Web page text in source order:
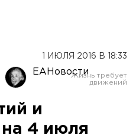
1 ИЮЛЯ 2016 В 18:33
ЕАНовости
и
4 июля